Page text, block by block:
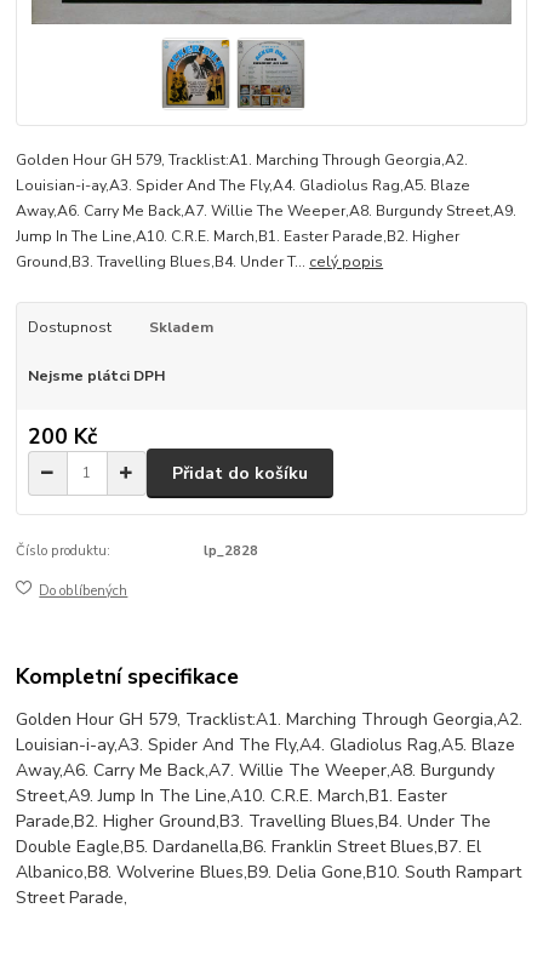
Golden Hour GH 579, Tracklist:A1. Marching Through Georgia,A2.
Louisian-i-ay,A3. Spider And The Fly,A4. Gladiolus Rag,A5. Blaze
Away,A6. Carry Me Back,A7. Willie The Weeper,A8. Burgundy Street,A9.
Jump In The Line,A10. C.R.E. March,B1. Easter Parade,B2. Higher
Ground,B3. Travelling Blues,B4. Under T... celý popis
Dostupnost Skladem
Nejsme plátci DPH
200 Kč
Přidat do košíku
Číslo produktu: lp_2828
Do oblíbených
Kompletní specifikace
Golden Hour GH 579, Tracklist:A1. Marching Through Georgia,A2.
Louisian-i-ay,A3. Spider And The Fly,A4. Gladiolus Rag,A5. Blaze
Away,A6. Carry Me Back,A7. Willie The Weeper,A8. Burgundy
Street,A9. Jump In The Line,A10. C.R.E. March,B1. Easter
Parade,B2. Higher Ground,B3. Travelling Blues,B4. Under The
Double Eagle,B5. Dardanella,B6. Franklin Street Blues,B7. El
Albanico,B8. Wolverine Blues,B9. Delia Gone,B10. South Rampart
Street Parade,